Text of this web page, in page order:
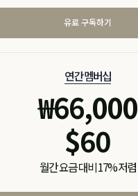
유료 구독하기
연간 멤버십
₩66,000
$60
월간 요금 대비 17% 저렴